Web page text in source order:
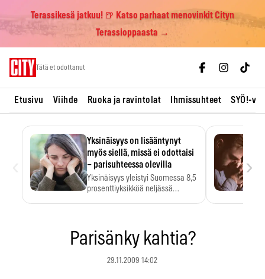
Terassikesä jatkuu! 🍺 Katso parhaat menovinkit Cityn
Terassioppaasta →
Tätä et odottanut
Etusivu Viihde Ruoka ja ravintolat Ihmissuhteet SYÖ!-
Yksinäisyys on lisääntynyt
myös siellä, missä ei odottaisi
– parisuhteessa olevilla
Yksinäisyys yleistyi Suomessa 8,5
prosenttiyksikköä neljässä
›
Parisänky kahtia?
29.11.2009 14:02